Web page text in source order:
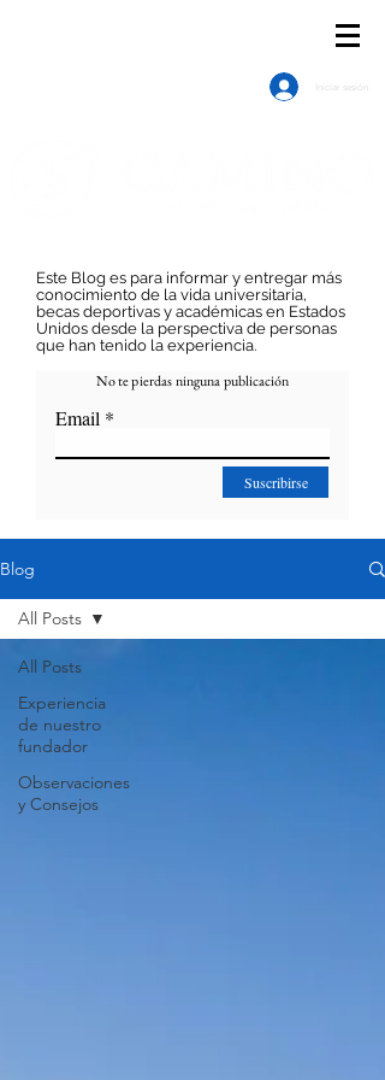
Iniciar sesión
Este Blog es para informar y entregar más
conocimiento de la vida universitaria,
becas deportivas y académicas en Estados
Unidos desde la perspectiva de personas
que han tenido la experiencia.
No te pierdas ningunapublicación
Email
Suscribirse
Blog
All Posts
Experiencia
de nuestro
fundador
Observaciones
y Consejos
All Posts